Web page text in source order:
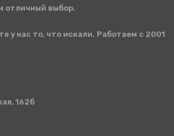
отличный выбор.
у нас то, что искали. Работаем с 2001
162б